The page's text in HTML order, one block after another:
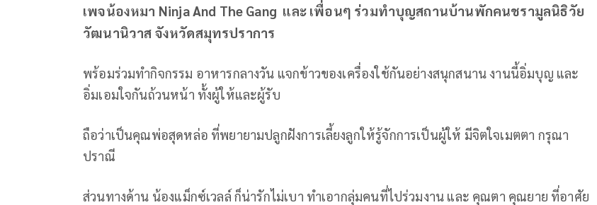
เพจน้องหมา Ninja And The Gang และ เพื่อนๆ ร่วมทำบุญสถานบ้านพักคนชรามูลนิธิวัย
วัฒนานิวาส จังหวัดสมุทรปราการ
พร้อมร่วมทำกิจกรรม อาหารกลางวัน แจกข้าวของเครื่องใช้กันอย่างสนุกสนาน งานนี้อิ่มบุญ และ
อิ่มเอมใจกันถ้วนหน้า ทั้งผู้ให้และผู้รับ
ถือว่าเป็นคุณพ่อสุดหล่อ ที่พยายามปลูกฝังการเลี้ยงลูกให้รู้จักการเป็นผู้ให้ มีจิตใจเมตตา กรุณา
ปราณี
ส่วนทางด้าน น้องแม็กซ์เวลล์ ก็น่ารักไม่เบา ทำเอากลุ่มคนที่ไปร่วมงาน และ คุณตา คุณยาย ที่อาศัย